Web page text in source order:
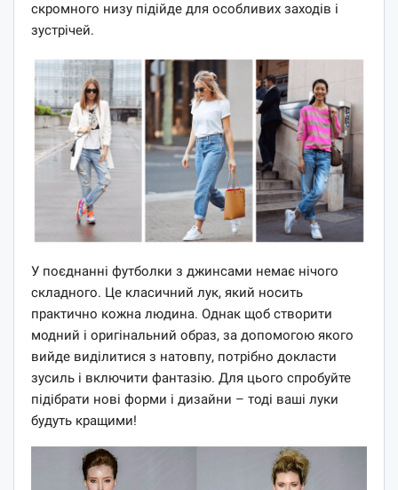
скромного низу підійде для особливих заходів і
зустрічей.
У поєднанні футболки з джинсами немає нічого
складного. Це класичний лук, який носить
практично кожна людина. Однак щоб створити
модний і оригінальний образ, за ​​допомогою якого
вийде виділитися з натовпу, потрібно докласти
зусиль і включити фантазію. Для цього спробуйте
підібрати нові форми і дизайни – тоді ваші луки
будуть кращими!